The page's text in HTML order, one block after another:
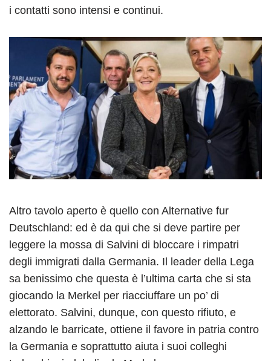
i contatti sono intensi e continui.
Altro tavolo aperto è quello con Alternative fur
Deutschland: ed è da qui che si deve partire per
leggere la mossa di Salvini di bloccare i rimpatri
degli immigrati dalla Germania. Il leader della Lega
sa benissimo che questa è l’ultima carta che si sta
giocando la Merkel per riacciuffare un po’ di
elettorato. Salvini, dunque, con questo rifiuto, e
alzando le barricate, ottiene il favore in patria contro
la Germania e soprattutto aiuta i suoi colleghi